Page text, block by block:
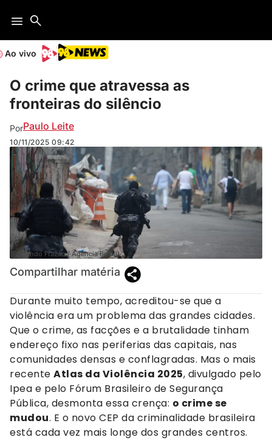
Ao vivo
O crime que atravessa as
fronteiras do silêncio
PorPaulo Leite
10/11/2025 09:42
(Fernando Frazão / Agência Brasil)
Compartilhar matéria
Durante muito tempo, acreditou-se que a
violência era um problema das grandes cidades.
Que o crime, as facções e a brutalidade tinham
endereço fixo nas periferias das capitais, nas
comunidades densas e conflagradas. Mas o mais
recente Atlas da Violência 2025, divulgado pelo
Ipea e pelo Fórum Brasileiro de Segurança
Pública, desmonta essa crença: o crime se
mudou. E o novo CEP da criminalidade brasileira
está cada vez mais longe dos grandes centros.